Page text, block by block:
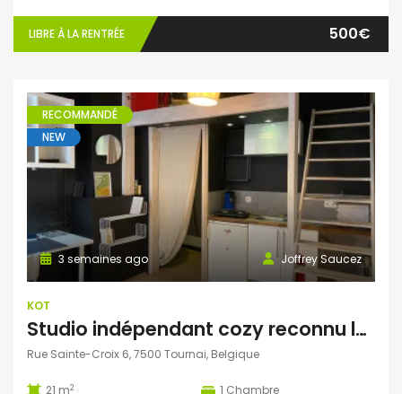
LIBRE À LA RENTRÉE 500€
RECOMMANDÉ
NEW
Joffrey Saucez
3 semaines ago
KOT
Studio indépendant cozy reconnu logement officiel de la Ville de Tournai, ‘Chez Martine’
Rue Sainte-Croix 6, 7500 Tournai, Belgique
21 m2 1 Chambre